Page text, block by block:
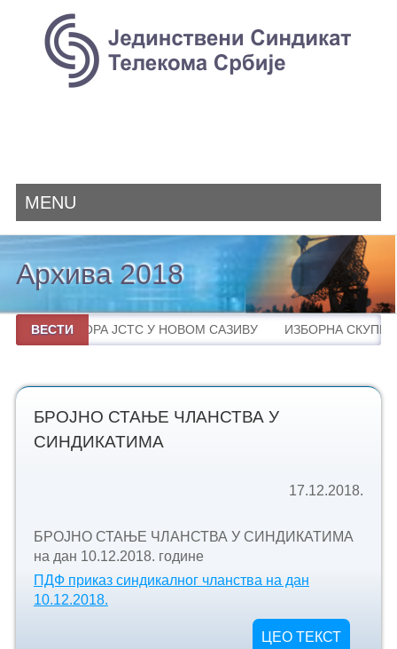
MENU
Архива 2018
БРОЈНО СТАЊЕ ЧЛАНСТВА У
СИНДИКАТИМА
17.12.2018.
БРОЈНО СТАЊЕ ЧЛАНСТВА У СИНДИКАТИМА
на дан 10.12.2018. године
ПДФ приказ синдикалног чланства на дан
10.12.2018.
ЦЕО ТЕКСТ